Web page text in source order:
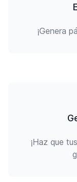
¡Genera
¡Haz que